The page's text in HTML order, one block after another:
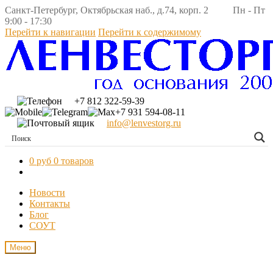
Санкт-Петербург, Октябрьская наб., д.74, корп. 2 Пн - Пт
9:00 - 17:30
Перейти к навигации Перейти к содержимому
+7 812 322-59-39
+7 931 594-08-11
info@lenvestorg.ru
0 руб 0 товаров
Новости
Контакты
Блог
СОУТ
Меню